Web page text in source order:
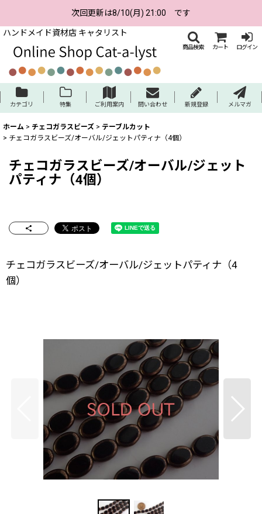
次回更新は8/10(月) 21:00 です
ハンドメイド資材店 キャタリスト
商品検索 カート ログイン
カテゴリ 特集 ご利用案内 問い合わせ 新規登録 メルマガ
ホーム > チェコガラスビーズ > テーブルカット
> チェコガラスビーズ/オーバル/ジェットパティナ（4個）
チェコガラスビーズ/オーバル/ジェット
パティナ（4個）
チェコガラスビーズ/オーバル/ジェットパティナ（4
個）